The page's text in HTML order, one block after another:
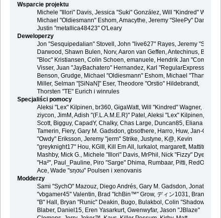
Wsparcie projektu
Michele "Illori" Davis, Jessica "Suki" González, Will "Kindred"
Michael "Oldiesmann" Eshom, Amacythe, Jeremy "SleePy" Darwood
Justin "metallica48423" O'Leary
Deweloperzy
Jon "Sesquipedalian" Stovell, John "live627" Rayes, Jeremy
Darwood, Shawn Bulen, Norv, Aaron van Geffen, Antechinus, Bjoern
"Bloc" Kristiansen, Colin Schoen, emanuele, Hendrik Jan "Compuart"
Visser, Juan "JayBachatero" Hernandez, Karl "RegularExpression"
Benson, Grudge, Michael "Oldiesmann" Eshom, Michael "Thantos"
Miller, Selman "[SiNaN]" Eser, Theodore "Orstio" Hildebrandt,
Thorsten "TE" Eurich i winrules
Specjaliści pomocy
Aleksi "Lex" Kilpinen, br360, GigaWatt, Will "Kindred" Wagner, Steve,
ziycon, JimM, Adish "(F.L.A.M.E.R)" Patel, Aleksi "Lex" Kilpinen, Ben
Scott, Bigguy, CapadY, Chalky, Chas Large, Duncan85, Eliana
Tamerin, Fiery, Gary M. Gadsdon, gbsothere, Harro, Huw, Jan-Olof
"Owdy" Eriksson, Jeremy "jerm" Strike, Justyne, K@, Kevin
"greyknight17" Hou, KGIII, Kill Em All, lurkalot, margarett, Mattitude,
Mashby, Mick G., Michele "Illori" Davis, MrPhil, Nick "Fizzy" Dyer, Nick
"Ha²", Paul_Pauline, Piro "Sarge" Dhima, Rumbaar, Pitti, RedOne, S-
Ace, Wade "sησω" Poulsen i xenovanis
Modderzy
Sami "SychO" Mazouz, Diego Andrés, Gary M. Gadsdon, Jonathan
"vbgamer45" Valentin, Brad "IchBin™" Grow, ディン1031, Brannon
"B" Hall, Bryan "Runic" Deakin, Bugo, Bulakbol, Colin "Shadow82x"
Blaber, Daniel15, Eren Yasarkurt, Gwenwyfar, Jason "JBlaze"